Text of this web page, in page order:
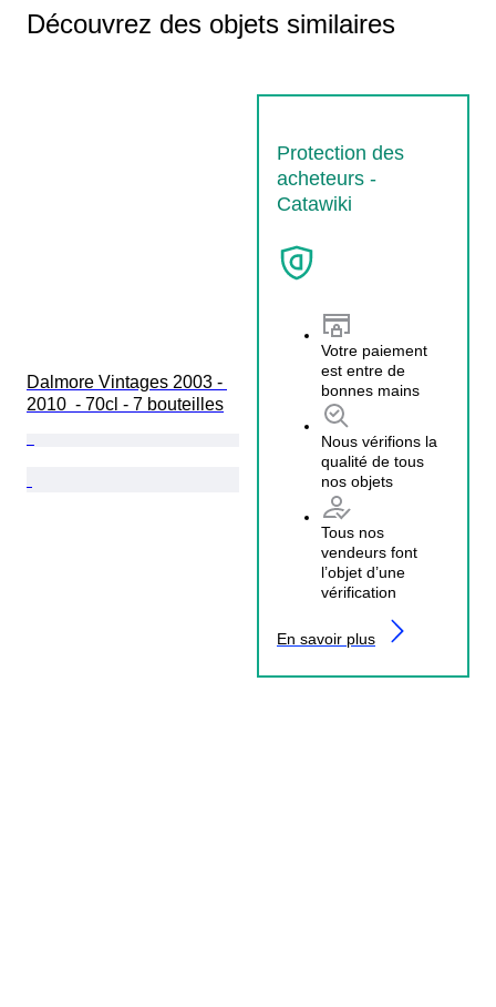
Découvrez des objets similaires
Protection des
acheteurs -
Catawiki
Votre paiement
est entre de
bonnes mains
Nous vérifions la
qualité de tous
nos objets
Tous nos
vendeurs font
l’objet d’une
vérification
En savoir plus
Dalmore Vintages 2003 -
2010  - 70cl - 7 bouteilles